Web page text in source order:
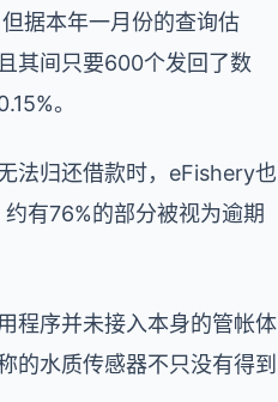
据本年一月份的查询估
其间只要600个发回了数
。
法归还借款时，eFishery也
有76%的部分被视为逾期
程序并未接入本身的管帐体
的水质传感器不只没有得到